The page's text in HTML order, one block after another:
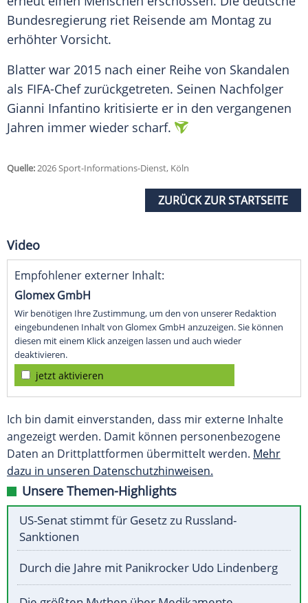
Bundesregierung riet Reisende am Montag zu
erhöhter Vorsicht.
Blatter war 2015 nach einer Reihe von Skandalen
als FIFA-Chef zurückgetreten. Seinen Nachfolger
Gianni Infantino kritisierte er in den vergangenen
Jahren immer wieder scharf.
Quelle:2026 Sport-Informations-Dienst, Köln
ZURÜCK ZUR STARTSEITE
Video
Empfohlener externer Inhalt:
Glomex GmbH
Wir benötigen Ihre Zustimmung, um den von unserer Redaktion
eingebundenen Inhalt von Glomex GmbH anzuzeigen. Sie können
diesen mit einem Klick anzeigen lassen und auch wieder
deaktivieren.
jetzt aktivieren
Ich bin damit einverstanden, dass mir externe Inhalte
angezeigt werden. Damit können personenbezogene
Daten an Drittplattformen übermittelt werden. Mehr
dazu in unseren Datenschutzhinweisen.
Unsere Themen-Highlights
US-Senat stimmt für Gesetz zu Russland-
Sanktionen
Durch die Jahre mit Panikrocker Udo Lindenberg